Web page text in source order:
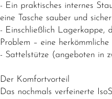
- Ein praktisches internes
eine Tasche sauber und
- Einschließlich Lagerkappe,
Problem – eine
- Sattelstütze (angeboten in
Der Komfortvorteil
Das nochmals verfeinerte